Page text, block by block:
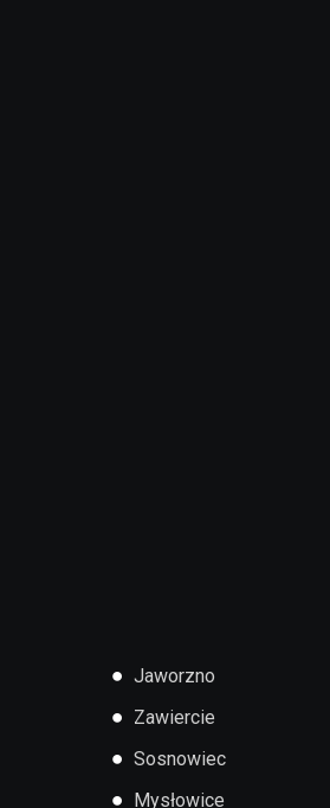
● Jaworzno
● Zawiercie
● Sosnowiec
● Mysłowice